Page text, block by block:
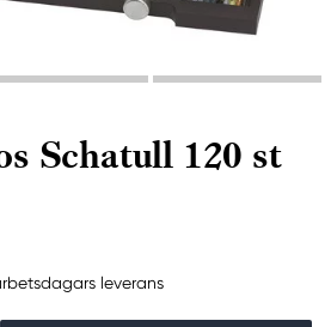
Schatull 120 st
leverans